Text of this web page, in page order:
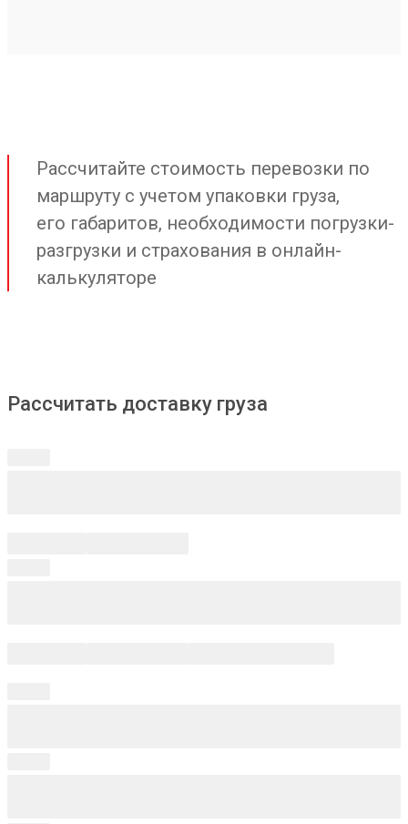
Рассчитайте стоимость перевозки по
маршруту с учетом упаковки груза,
его габаритов, необходимости погрузки-
разгрузки и страхования в онлайн-
калькуляторе
Рассчитать доставку груза